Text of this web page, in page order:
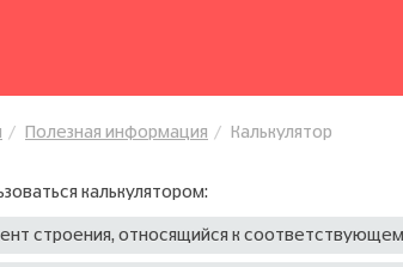
Полезная информация Калькулятор
калькулятором:
строения, относящийся к